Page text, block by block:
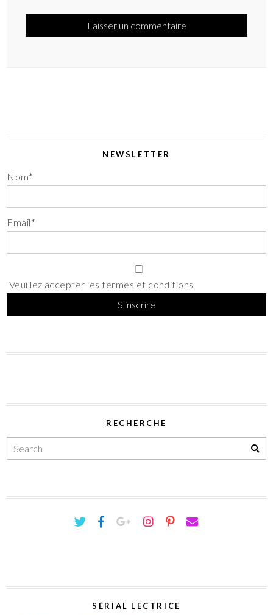
NEWSLETTER
Nom*
Email*
Veuillez accepter les termes et conditions
RECHERCHE
SÉRIAL LECTRICE